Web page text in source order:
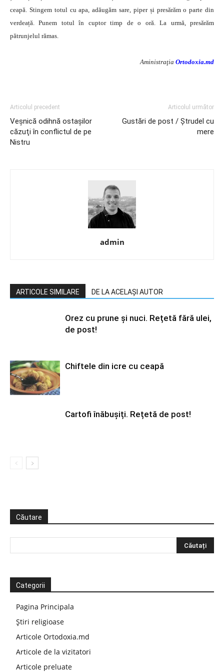
ceapă. Stingem totul cu apa, adăugăm sare, piper și presărăm o parte din
verdeață. Punem totul în cuptor timp de o oră. La urmă, presărăm
pătrunjelul rămas.
Aministraţia Ortodoxia.md
Articolul precedent
Veşnică odihnă ostaşilor
căzuţi în conflictul de pe
Nistru
Articolul următor
Gustări de post / Ștrudel cu
mere
admin
ARTICOLE SIMILARE DE LA ACELAȘI AUTOR
Orez cu prune și nuci. Rețetă fără ulei,
de post!
Chiftele din icre cu ceapă
Cartofi înăbușiți. Rețetă de post!
Căutare
Categorii
Pagina Principala
Știri religioase
Articole Ortodoxia.md
Articole de la vizitatori
Articole preluate